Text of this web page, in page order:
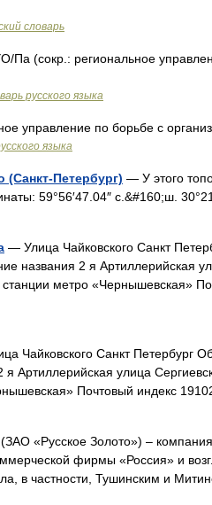
словарь
(сокр.: региональное
русского языка
управление по борьбе с
языка
(Санкт-Петербург) — У этого
59°56′47.04″ с.&#160;ш.
— Улица Чайковского Санкт
названия 2 я Артиллерийская
метро «Чернышевская»
Чайковского Санкт Петербург
я Артиллерийская улица
Почтовый индекс
«Русское Золото») –
фирмы «Россия» и
в частности, Тушинским и